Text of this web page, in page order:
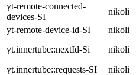
yt-remote-connected-
devices-SI
nikoli
yt-remote-device-id-SI
nikoli
yt.innertube::nextId-Si
nikoli
yt.innertube::requests-SI nikoli